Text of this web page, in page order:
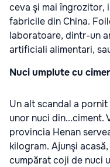
ceva şi mai îngrozitor,
fabricile din China.
laboratoare, dintr-un
artificiali alimentari,
Nuci umplute cu
Un alt scandal a
unor nuci din...ciment.
provincia Henan
kilogram. Ajunşi
cumpărat coji de nuci